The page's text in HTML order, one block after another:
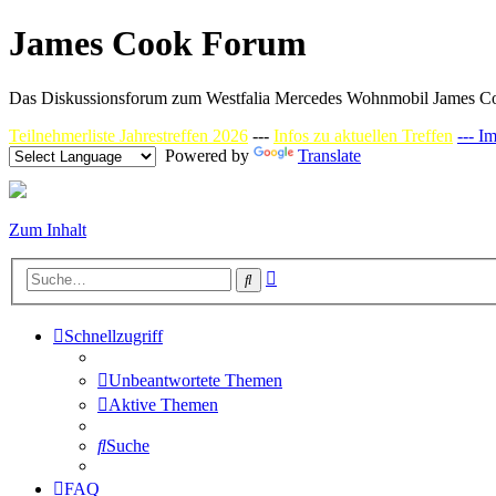
James Cook Forum
Das Diskussionsforum zum Westfalia Mercedes Wohnmobil James
Teilnehmerliste Jahrestreffen 2026 --- Infos zu aktuellen Treffen ---
Powered by
Translate
Zum Inhalt
Suche
Schnellzugriff
Unbeantwortete Themen
Aktive Themen
Suche
FAQ